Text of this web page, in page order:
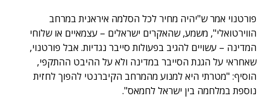
פורטנוי אמר ש"יהיה מחיר לכל הסלמה איראנית במרחב
הווירטואלי", משמע, שהאקרים ישראלים – עצמאיים או שלוחי
המדינה – עשויים להגיב בפעולות סייבר נגדיות. אבל פורטנוי,
שאחראי על הגנת הסייבר במדינה ולא על ההיבט ההתקפי,
הוסיף: "מטרתי היא למנוע מהמרחב הקיברנטי להפוך לחזית
נוספת במלחמה בין ישראל לחמאס".